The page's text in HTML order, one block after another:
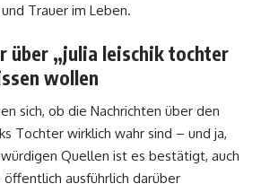
Trauer im Leben.
über „julia leischik tochter
wollen
sich, ob die Nachrichten über den
Tochter wirklich wahr sind – und ja,
Quellen ist es bestätigt, auch
öffentlich ausführlich darüber